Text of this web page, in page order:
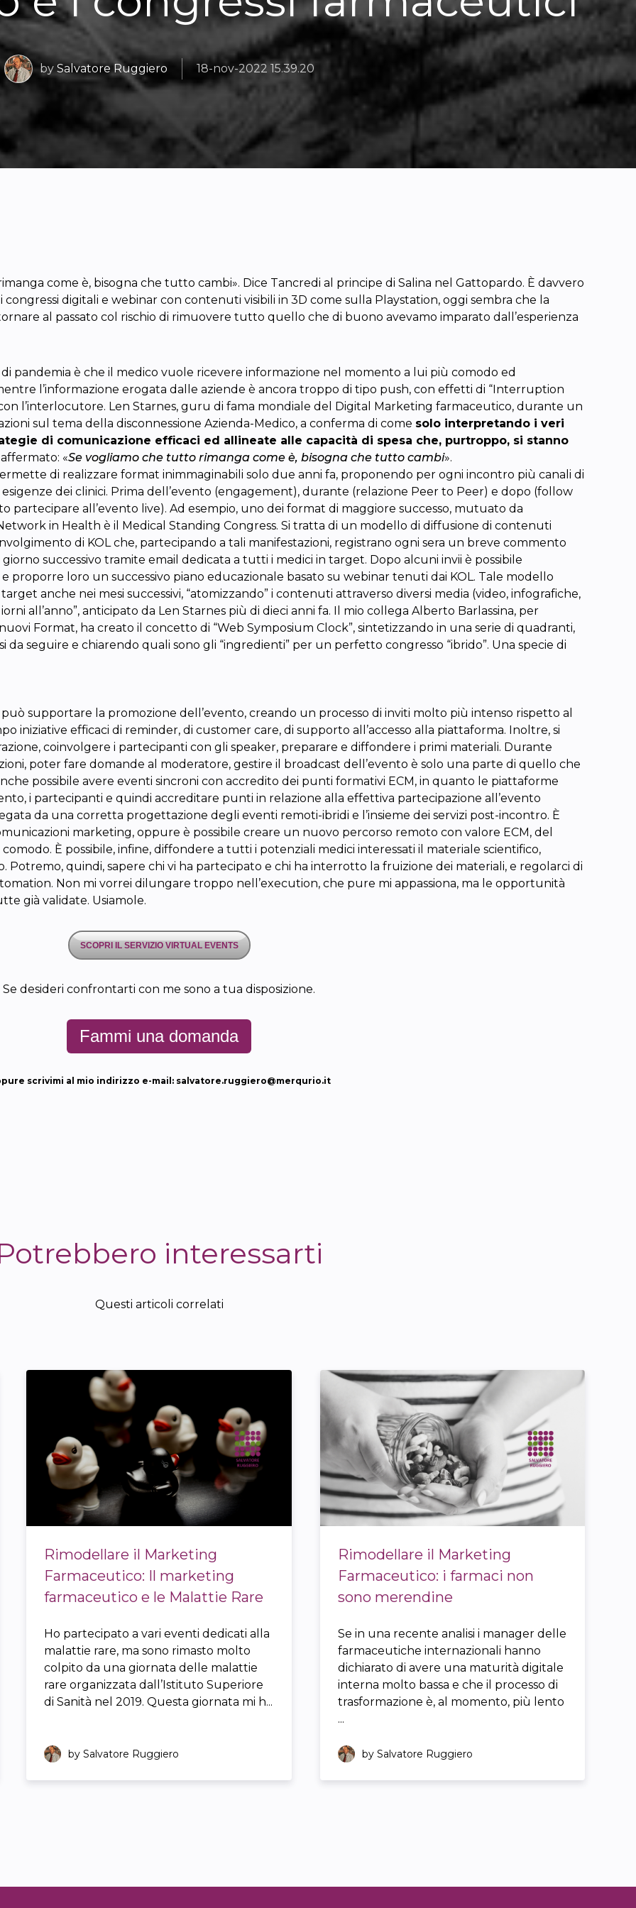
by Salvatore Ruggiero 18-nov-2022 15.39.20
come è, bisogna che tutto cambi». Dice Tancredi al principe di Salina nel Gattopardo. È davvero
congressi digitali e webinar con contenuti visibili in 3D come sulla Playstation, oggi sembra che la
al passato col rischio di rimuovere tutto quello che di buono avevamo imparato dall’esperienza
pandemia è che il medico vuole ricevere informazione nel momento a lui più comodo ed
l’informazione erogata dalle aziende è ancora troppo di tipo push, con effetti di “Interruption
l’interlocutore. Len Starnes, guru di fama mondiale del Digital Marketing farmaceutico, durante un
sul tema della disconnessione Azienda-Medico, a conferma di come solo interpretando i veri
di comunicazione efficaci ed allineate alle capacità di spesa che, purtroppo, si stanno
«Se vogliamo che tutto rimanga come è, bisogna che tutto cambi».
di realizzare format inimmaginabili solo due anni fa, proponendo per ogni incontro più canali di
dei clinici. Prima dell’evento (engagement), durante (relazione Peer to Peer) e dopo (follow
all’evento live). Ad esempio, uno dei format di maggiore successo, mutuato da
in Health è il Medical Standing Congress. Si tratta di un modello di diffusione di contenuti
di KOL che, partecipando a tali manifestazioni, registrano ogni sera un breve commento
successivo tramite email dedicata a tutti i medici in target. Dopo alcuni invii è possibile
proporre loro un successivo piano educazionale basato su webinar tenuti dai KOL. Tale modello
anche nei mesi successivi, “atomizzando” i contenuti attraverso diversi media (video, infografiche,
all’anno”, anticipato da Len Starnes più di dieci anni fa. Il mio collega Alberto Barlassina, per
Format, ha creato il concetto di “Web Symposium Clock”, sintetizzando in una serie di quadranti,
da seguire e chiarendo quali sono gli “ingredienti” per un perfetto congresso “ibrido”. Una specie di
supportare la promozione dell’evento, creando un processo di inviti molto più intenso rispetto al
iniziative efficaci di reminder, di customer care, di supporto all’accesso alla piattaforma. Inoltre, si
coinvolgere i partecipanti con gli speaker, preparare e diffondere i primi materiali. Durante
poter fare domande al moderatore, gestire il broadcast dell’evento è solo una parte di quello che
possibile avere eventi sincroni con accredito dei punti formativi ECM, in quanto le piattaforme
i partecipanti e quindi accreditare punti in relazione alla effettiva partecipazione all’evento
da una corretta progettazione degli eventi remoti-ibridi e l’insieme dei servizi post-incontro. È
marketing, oppure è possibile creare un nuovo percorso remoto con valore ECM, del
È possibile, infine, diffondere a tutti i potenziali medici interessati il materiale scientifico,
Potremo, quindi, sapere chi vi ha partecipato e chi ha interrotto la fruizione dei materiali, e regolarci di
Non mi vorrei dilungare troppo nell’execution, che pure mi appassiona, ma le opportunità
già validate. Usiamole.
SCOPRI IL SERVIZIO VIRTUAL EVENTS
Se desideri confrontarti con me sono a tua disposizione.
Fammi una domanda
scrivimi al mio indirizzo e-mail: salvatore.ruggiero@merqurio.it
interessarti
Questi articoli correlati
Rimodellare il Marketing
Farmaceutico: Il marketing
farmaceutico e le Malattie Rare
Ho partecipato a vari eventi dedicati alla
malattie rare, ma sono rimasto molto
colpito da una giornata delle malattie
rare organizzata dall’Istituto Superiore
di Sanità nel 2019. Questa giornata mi h...
by Salvatore Ruggiero
Rimodellare il Marketing
Farmaceutico: i farmaci non
sono merendine
Se in una recente analisi i manager delle
farmaceutiche internazionali hanno
dichiarato di avere una maturità digitale
interna molto bassa e che il processo di
trasformazione è, al momento, più lento
...
by Salvatore Ruggiero